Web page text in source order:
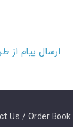
ارسال پیام از طریق